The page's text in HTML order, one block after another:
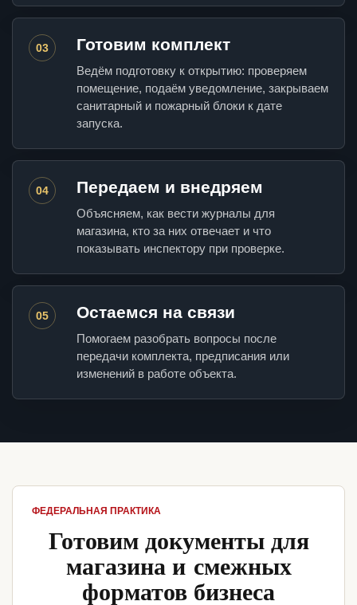
03 Готовим комплект
Ведём подготовку к открытию: проверяем
помещение, подаём уведомление, закрываем
санитарный и пожарный блоки к дате
запуска.
04 Передаем и внедряем
Объясняем, как вести журналы для
магазина, кто за них отвечает и что
показывать инспектору при проверке.
05 Остаемся на связи
Помогаем разобрать вопросы после
передачи комплекта, предписания или
изменений в работе объекта.
ФЕДЕРАЛЬНАЯ ПРАКТИКА
Готовим документы для
магазина и смежных
форматов бизнеса